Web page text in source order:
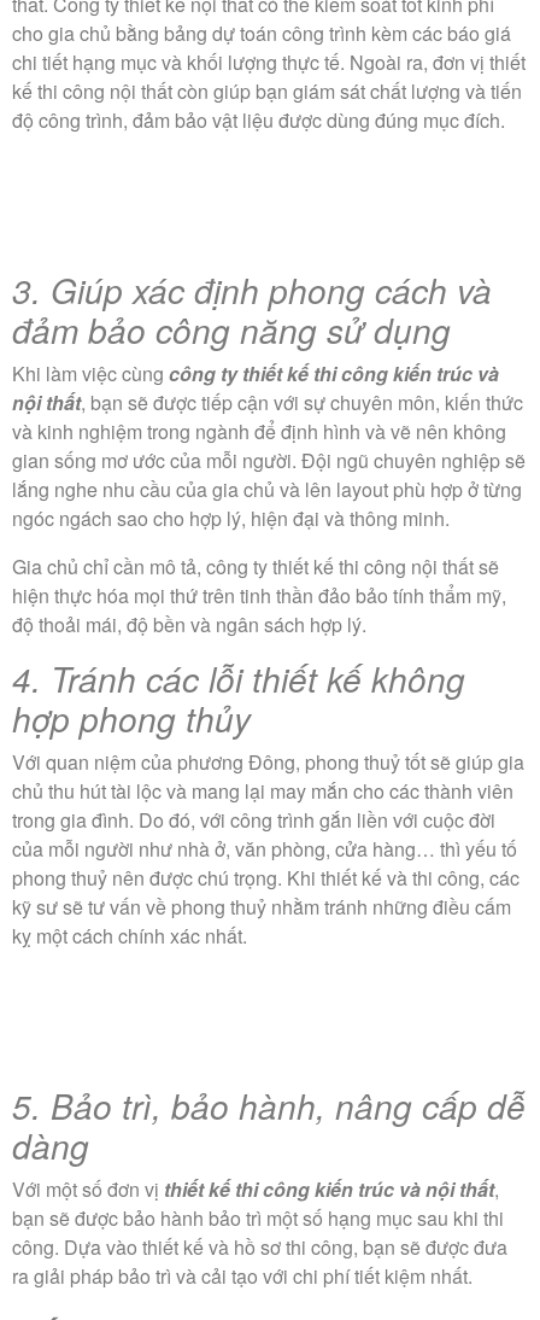
cho gia chủ bằng bảng dự toán công trình kèm các báo giá
chi tiết hạng mục và khối lượng thực tế. Ngoài ra, đơn vị thiết
kế thi công nội thất còn giúp bạn giám sát chất lượng và tiến
độ công trình, đảm bảo vật liệu được dùng đúng mục đích.
3. Giúp xác định phong cách và
đảm bảo công năng sử dụng
Khi làm việc cùng công ty thiết kế thi công kiến trúc và
nội thất, bạn sẽ được tiếp cận với sự chuyên môn, kiến thức
và kinh nghiệm trong ngành để định hình và vẽ nên không
gian sống mơ ước của mỗi người. Đội ngũ chuyên nghiệp sẽ
lắng nghe nhu cầu của gia chủ và lên layout phù hợp ở từng
ngóc ngách sao cho hợp lý, hiện đại và thông minh.
Gia chủ chỉ cần mô tả, công ty thiết kế thi công nội thất sẽ
hiện thực hóa mọi thứ trên tinh thần đảo bảo tính thẩm mỹ,
độ thoải mái, độ bền và ngân sách hợp lý.
4. Tránh các lỗi thiết kế không
hợp phong thủy
Với quan niệm của phương Đông, phong thuỷ tốt sẽ giúp gia
chủ thu hút tài lộc và mang lại may mắn cho các thành viên
trong gia đình. Do đó, với công trình gắn liền với cuộc đời
của mỗi người như nhà ở, văn phòng, cửa hàng… thì yếu tố
phong thuỷ nên được chú trọng. Khi thiết kế và thi công, các
kỹ sư sẽ tư vấn về phong thuỷ nhằm tránh những điều cấm
kỵ một cách chính xác nhất.
5. Bảo trì, bảo hành, nâng cấp dễ
dàng
Với một số đơn vị thiết kế thi công kiến trúc và nội thất,
bạn sẽ được bảo hành bảo trì một số hạng mục sau khi thi
công. Dựa vào thiết kế và hồ sơ thi công, bạn sẽ được đưa
ra giải pháp bảo trì và cải tạo với chi phí tiết kiệm nhất.